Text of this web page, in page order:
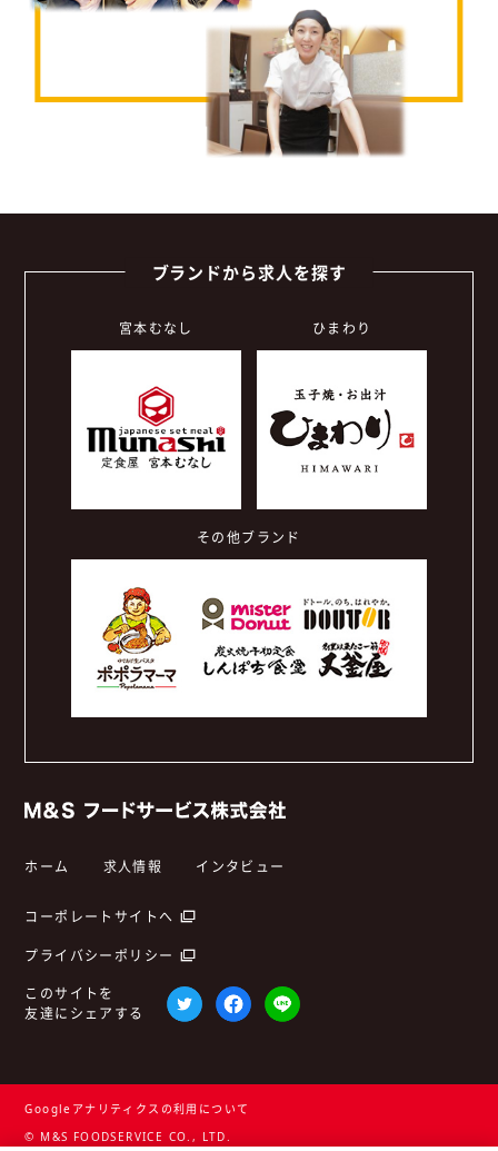
ブランドから求人を探す
宮本むなし ひまわり
その他ブランド
ホーム 求人情報 インタビュー
コーポレートサイトへ
プライバシーポリシー
このサイトを
友達にシェアする
Googleアナリティクスの利用について
© M&S FOODSERVICE CO., LTD.